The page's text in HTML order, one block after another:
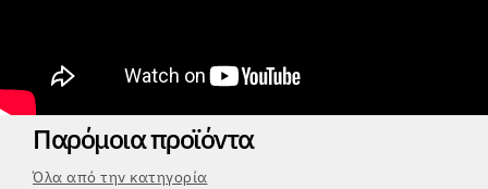
Παρόμοια προϊόντα
Όλα από την κατηγορία